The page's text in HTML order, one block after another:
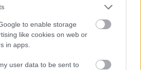
to enable storage
like cookies on web or
in apps.
user data to be sent to